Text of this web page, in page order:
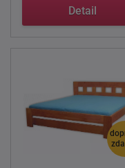
Detail